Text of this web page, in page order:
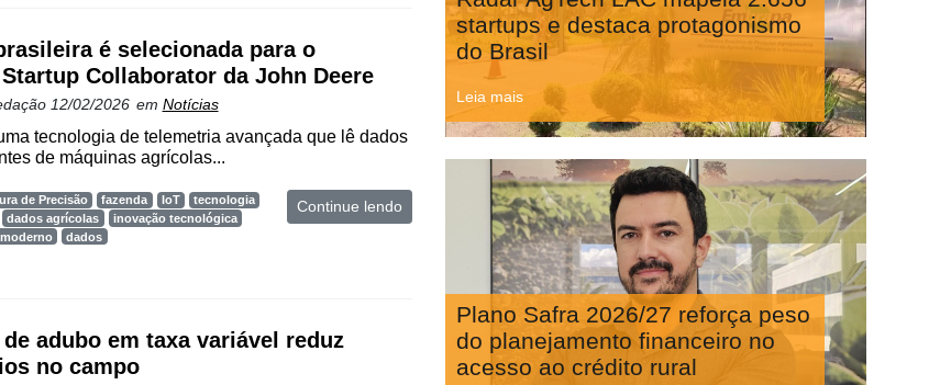
é selecionada para o
Collaborator da John Deere
12/02/2026 em Notícias
tecnologia de telemetria avançada que lê dados
de máquinas agrícolas...
de Precisão fazenda IoT
tecnologia
dados agrícolas
inovação tecnológica
dados
Continue lendo
adubo em taxa variável reduz
no campo
startups e destaca protagonismo
do Brasil
Leia mais
Plano Safra 2026/27 reforça peso
do planejamento financeiro no
acesso ao crédito rural